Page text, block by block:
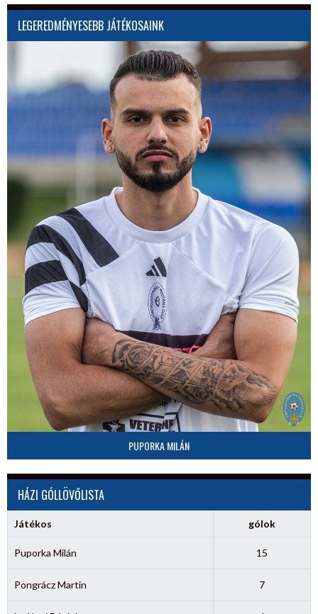
LEGEREDMÉNYESEBB JÁTÉKOSAINK
PUPORKA MILÁN
HÁZI GÓLLÖVŐLISTA
Játékos gólok
Puporka Milán 15
Pongrácz Martin 7